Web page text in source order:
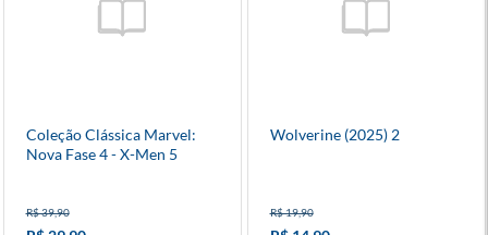
Coleção Clássica Marvel:
Nova Fase 4 - X-Men 5
R$ 39,90
Wolverine (2025) 2
R$ 19,90